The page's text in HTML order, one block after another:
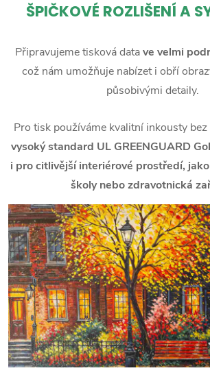
ŠPIČKOVÉ ROZLIŠENÍ A
Připravujeme tisková datave velmi
což nám umožňuje nabízet i obří
působivými detaily.
Pro tisk používáme kvalitní inkousty bez
vysoký standard UL GREENGUARD
i pro citlivější interiérové prostředí,
školy nebo zdravotnická